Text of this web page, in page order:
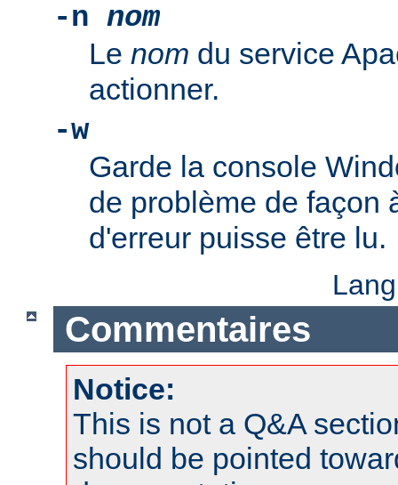
-n nom
Le nom du service
actionner.
-w
Garde la console
de problème de façon
d'erreur puisse être lu.
Commentaires
Notice:
This is not a Q&A
should be pointed